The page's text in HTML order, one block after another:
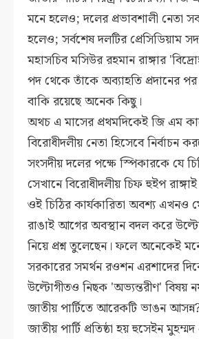
মনে হলেও; দলের প্রভাবশালী নেতা
হলেও; সর্বশেষ দলটির প্রেসিডিয়াম
মহাসচিব মসিউর রহমান রাঙ্গার
পদ থেকে তাঁকে অব্যাহতি প্রদানের
বাকি রয়েছে অনেক কিছু।
অথচ এ মাসের প্রথমদিকেই জি এম
বিরোধীদলীয় নেতা হিসেবে নির্বাচন
সংসদীয় দলের পক্ষে স্পিকারকে যে
সেখানে বিরোধীদলীয় চিফ হুইপ
ওই চিঠির কার্যকারিতা অবশ্য
রাঙাই আগের অবস্থান বদল করে
নিয়ে প্রশ্ন তুলেছেন। ফলে অনেকেই
সরকারের সমর্থন রওশন এরশাদের
উল্টোগীতও নিছক 'অভ্যন্তরীণ' বিষয়
জাতীয় পার্টিতে আরেকটি ভাঙন
জাতীয় পার্টি প্রতিষ্ঠা হয় হুসেইন